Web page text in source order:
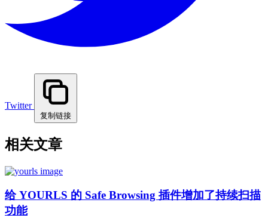
Twitter
复制链接
相关文章
给 YOURLS 的 Safe Browsing 插件增加了持续扫描
功能